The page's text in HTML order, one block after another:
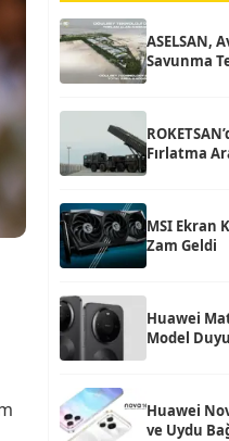
ASELSAN,
Savunma
Fırlatma
MSI Ekran
Zam Geldi
Huawei
Model
Huawei
ve Uydu